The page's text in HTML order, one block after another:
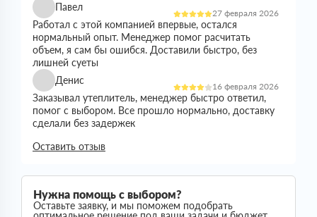
Павел
27 февраля 2026
Работал с этой компанией впервые, остался
нормальный опыт. Менеджер помог расчитать
объем, я сам бы ошибся. Доставили быстро, без
лишней суеты
Денис
16 февраля 2026
Заказывал утеплитель, менеджер быстро ответил,
помог с выбором. Все прошло нормально, доставку
сделали без задержек
Искал утеплитель подешевле, тут предложили норм
Оставить отзыв
Нужна помощь с выбором?
Оставьте заявку, и мы поможем подобрать